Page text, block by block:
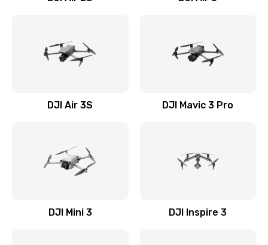
DJI Air 3S DJI Mavic 3 Pro
DJI Mini 3 DJI Inspire 3